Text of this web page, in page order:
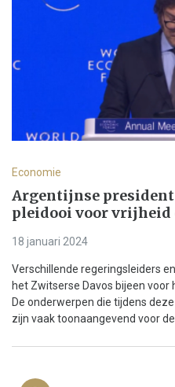
Economie
Argentijnse
pleidooi voor
18 januari 2024
Verschillende regeringsleiders
het Zwitserse Davos bijeen voor
De onderwerpen die tijdens
zijn vaak toonaangevend voor